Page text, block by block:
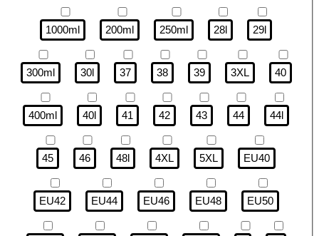
1000ml 200ml 250ml 28l 29l
300ml 30l 37 38 39 3XL 40
400ml 40l 41 42 43 44 44l
45 46 48l 4XL 5XL EU40
EU42 EU44 EU46 EU48 EU50